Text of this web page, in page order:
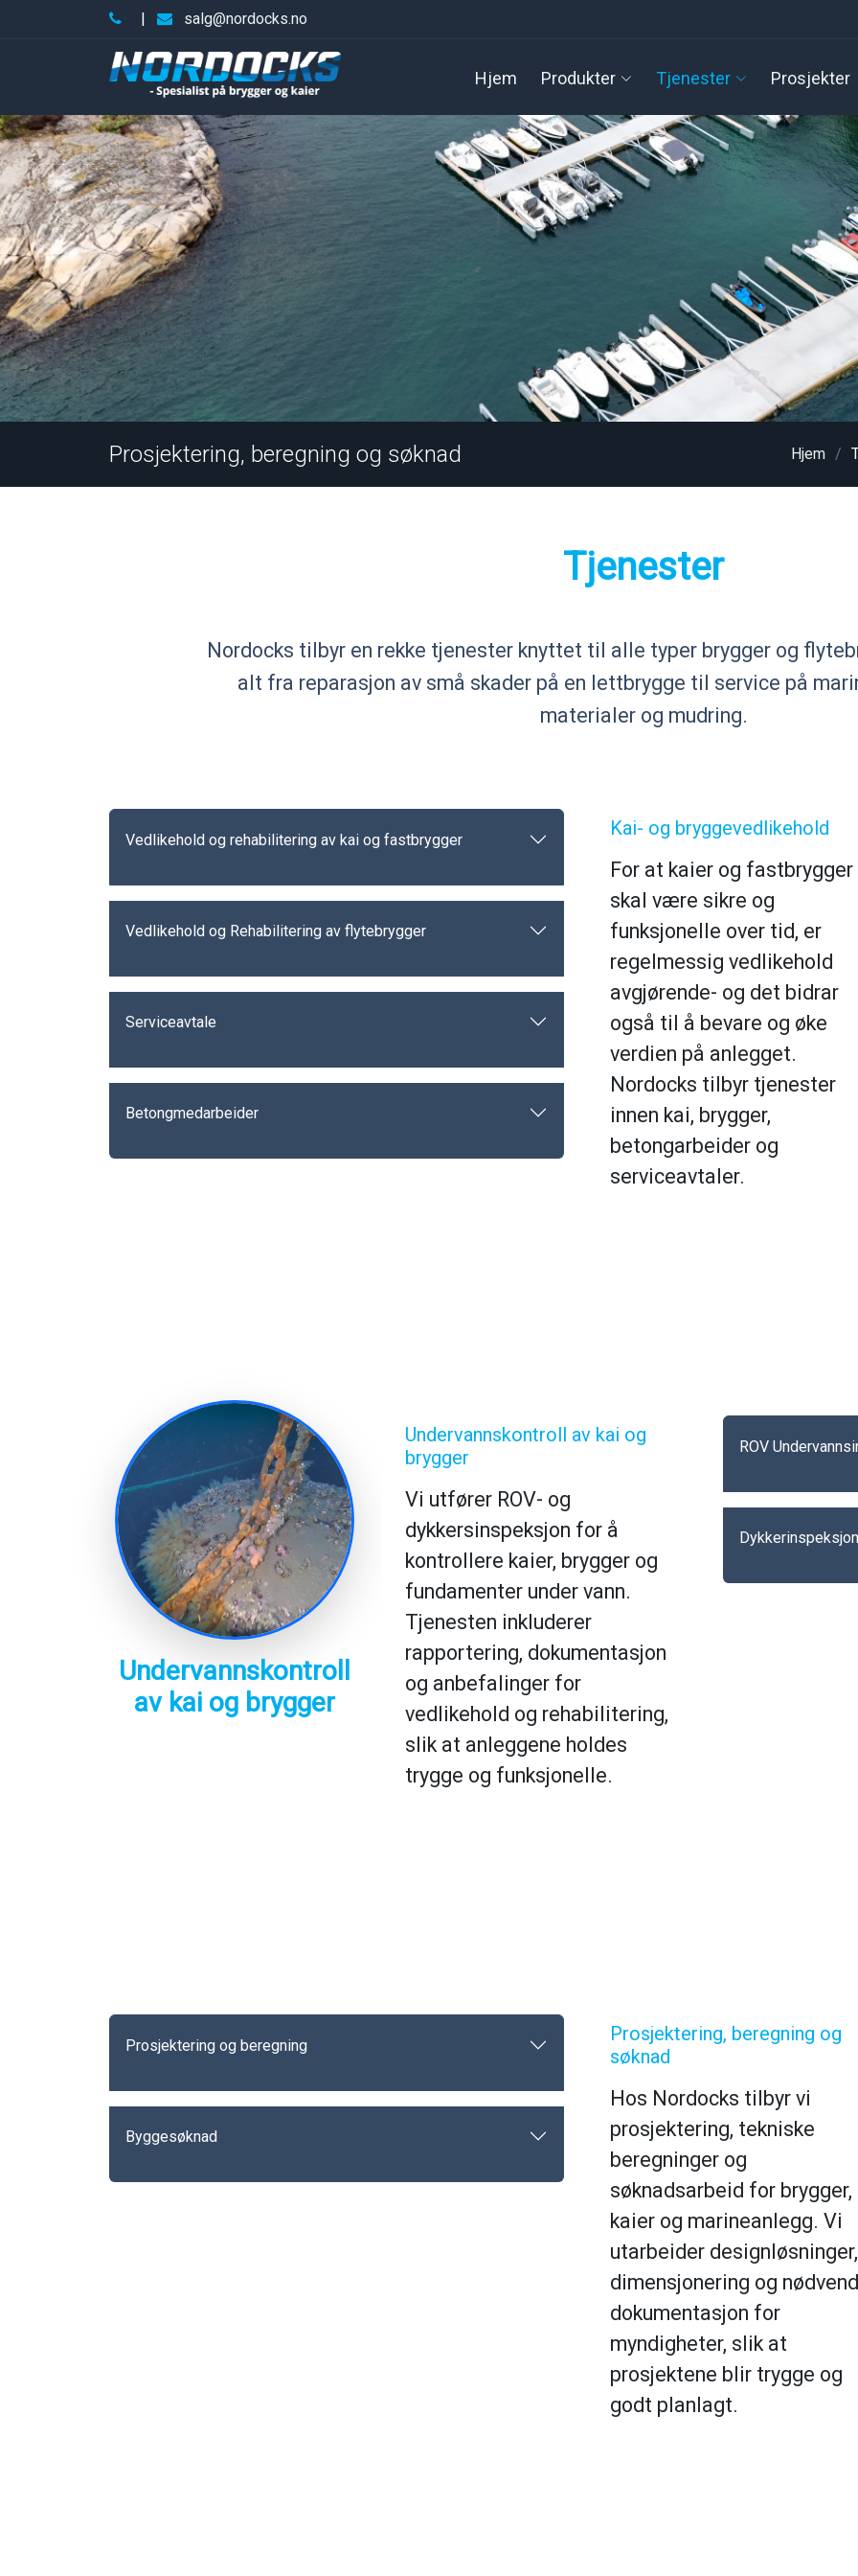
| salg@nordocks.no
Hjem Produkter Tjenester Prosjekter
Prosjektering, beregning og søknad Hjem
Tjenester
Nordocks tilbyr en rekke tjenester knyttet til alle typer brygger og
alt fra reparasjon av små skader på en lettbrygge til service på
materialer og mudring.
Vedlikehold og rehabilitering av kai og fastbrygger
Vedlikehold og Rehabilitering av flytebrygger
Serviceavtale
Betongmedarbeider
Kai- og bryggevedlikehold
For at kaier og fastbrygger
skal være sikre og
funksjonelle over tid, er
regelmessig vedlikehold
avgjørende- og det bidrar
også til å bevare og øke
verdien på anlegget.
Nordocks tilbyr tjenester
innen kai, brygger,
betongarbeider og
serviceavtaler.
Undervannskontroll
av kai og brygger
Undervannskontroll av kai og
brygger
Vi utfører ROV- og
dykkersinspeksjon for å
kontrollere kaier, brygger og
fundamenter under vann.
Tjenesten inkluderer
rapportering, dokumentasjon
og anbefalinger for
vedlikehold og rehabilitering,
slik at anleggene holdes
trygge og funksjonelle.
ROV
Dykkerinspeksjon
Prosjektering og beregning
Byggesøknad
Prosjektering, beregning og
søknad
Hos Nordocks tilbyr vi
prosjektering, tekniske
beregninger og
søknadsarbeid for brygger,
kaier og marineanlegg. Vi
utarbeider designløsninger,
dimensjonering og
dokumentasjon for
myndigheter, slik at
prosjektene blir trygge og
godt planlagt.